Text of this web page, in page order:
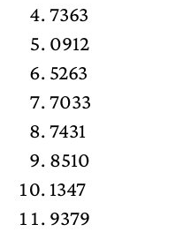
7363
0912
5263
7033
7431
8510
1347
9379